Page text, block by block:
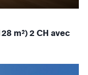
m²) 2 CH avec